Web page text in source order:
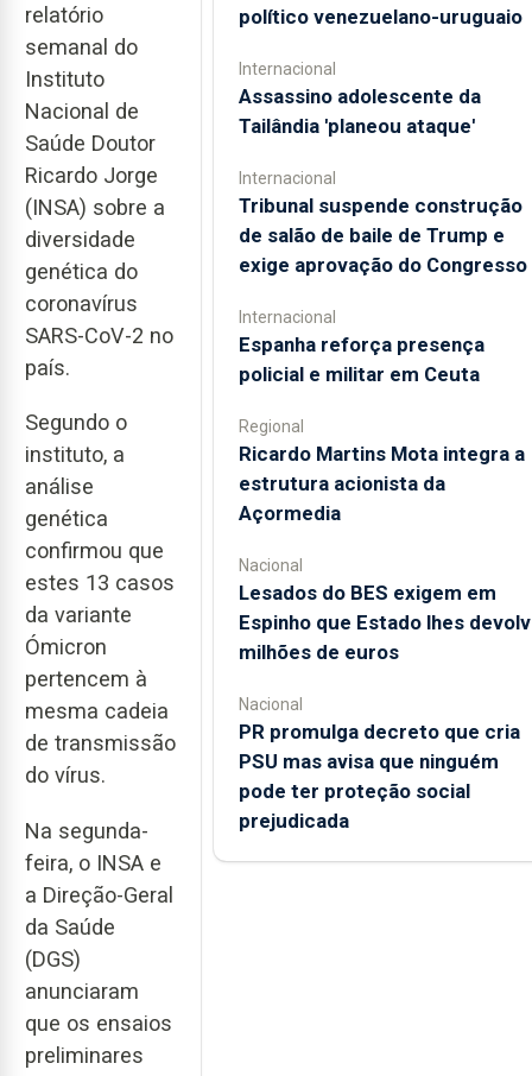
relatório
semanal do
Instituto
Nacional de
Saúde Doutor
Ricardo Jorge
(INSA) sobre a
diversidade
genética do
coronavírus
SARS-CoV-2 no
país.
Segundo o
instituto, a
análise
genética
confirmou que
estes 13 casos
da variante
Ómicron
pertencem à
mesma cadeia
de transmissão
do vírus.
Na segunda-
feira, o INSA e
a Direção-Geral
da Saúde
(DGS)
anunciaram
que os ensaios
preliminares
político venezuelano-uruguaio
Internacional
Assassino adolescente da
Tailândia 'planeou ataque'
Internacional
Tribunal suspende construção
de salão de baile de Trump e
exige aprovação do Congresso
Internacional
Espanha reforça presença
policial e militar em Ceuta
Regional
Ricardo Martins Mota integra a
estrutura acionista da
Açormedia
Nacional
Lesados do BES exigem em
Espinho que Estado lhes
milhões de euros
Nacional
PR promulga decreto que cria
PSU mas avisa que ninguém
pode ter proteção social
prejudicada